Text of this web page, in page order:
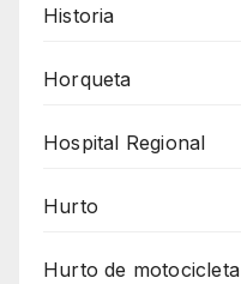
Historia
Horqueta
Hospital Regional
Hurto
Hurto de motocicleta